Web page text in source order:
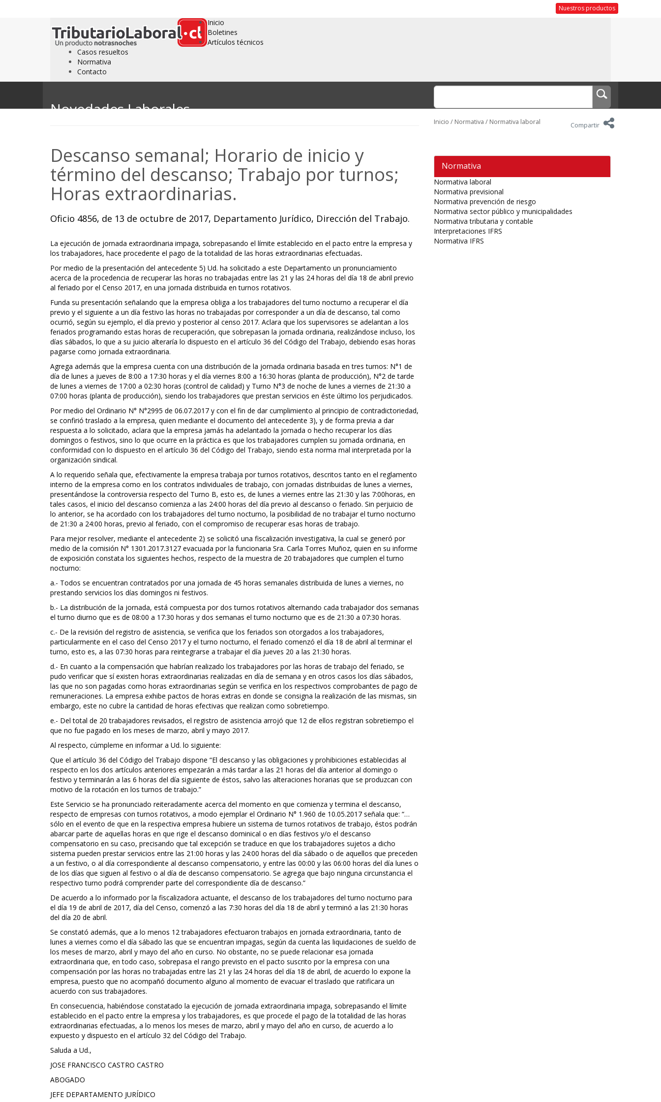
Nuestros productos
Inicio
Boletines
Artículos técnicos
Casos resueltos
Normativa
Contacto
Novedades Laborales
Inicio / Normativa / Normativa laboral Compartir
Descanso semanal; Horario de inicio y
término del descanso; Trabajo por turnos;
Horas extraordinarias.
Oficio 4856, de 13 de octubre de 2017, Departamento Jurídico, Dirección del Trabajo.
La ejecución de jornada extraordinaria impaga, sobrepasando el límite establecido en el pacto entre la empresa y
los trabajadores, hace procedente el pago de la totalidad de las horas extraordinarias efectuadas.
Por medio de la presentación del antecedente 5) Ud. ha solicitado a este Departamento un pronunciamiento
acerca de la procedencia de recuperar las horas no trabajadas entre las 21 y las 24 horas del día 18 de abril previo
al feriado por el Censo 2017, en una jornada distribuida en turnos rotativos.
Funda su presentación señalando que la empresa obliga a los trabajadores del turno nocturno a recuperar el día
previo y el siguiente a un día festivo las horas no trabajadas por corresponder a un día de descanso, tal como
ocurrió, según su ejemplo, el día previo y posterior al censo 2017. Aclara que los supervisores se adelantan a los
feriados programando estas horas de recuperación, que sobrepasan la jornada ordinaria, realizándose incluso, los
días sábados, lo que a su juicio alteraría lo dispuesto en el artículo 36 del Código del Trabajo, debiendo esas horas
pagarse como jornada extraordinaria.
Agrega además que la empresa cuenta con una distribución de la jornada ordinaria basada en tres turnos: N°1 de
día de lunes a jueves de 8:00 a 17:30 horas y el día viernes 8:00 a 16:30 horas (planta de producción), N°2 de tarde
de lunes a viernes de 17:00 a 02:30 horas (control de calidad) y Turno N°3 de noche de lunes a viernes de 21:30 a
07:00 horas (planta de producción), siendo los trabajadores que prestan servicios en éste último los perjudicados.
Por medio del Ordinario N° N°2995 de 06.07.2017 y con el fin de dar cumplimiento al principio de contradictoriedad,
se confirió traslado a la empresa, quien mediante el documento del antecedente 3), y de forma previa a dar
respuesta a lo solicitado, aclara que la empresa jamás ha adelantado la jornada o hecho recuperar los días
domingos o festivos, sino lo que ocurre en la práctica es que los trabajadores cumplen su jornada ordinaria, en
conformidad con lo dispuesto en el artículo 36 del Código del Trabajo, siendo esta norma mal interpretada por la
organización sindical.
A lo requerido señala que, efectivamente la empresa trabaja por turnos rotativos, descritos tanto en el reglamento
interno de la empresa como en los contratos individuales de trabajo, con jornadas distribuidas de lunes a viernes,
presentándose la controversia respecto del Turno B, esto es, de lunes a viernes entre las 21:30 y las 7:00horas, en
tales casos, el inicio del descanso comienza a las 24:00 horas del día previo al descanso o feriado. Sin perjuicio de
lo anterior, se ha acordado con los trabajadores del turno nocturno, la posibilidad de no trabajar el turno nocturno
de 21:30 a 24:00 horas, previo al feriado, con el compromiso de recuperar esas horas de trabajo.
Para mejor resolver, mediante el antecedente 2) se solicitó una fiscalización investigativa, la cual se generó por
medio de la comisión N° 1301.2017.3127 evacuada por la funcionaria Sra. Carla Torres Muñoz, quien en su informe
de exposición constata los siguientes hechos, respecto de la muestra de 20 trabajadores que cumplen el turno
nocturno:
a.- Todos se encuentran contratados por una jornada de 45 horas semanales distribuida de lunes a viernes, no
prestando servicios los días domingos ni festivos.
b.- La distribución de la jornada, está compuesta por dos turnos rotativos alternando cada trabajador dos semanas
el turno diurno que es de 08:00 a 17:30 horas y dos semanas el turno nocturno que es de 21:30 a 07:30 horas.
c.- De la revisión del registro de asistencia, se verifica que los feriados son otorgados a los trabajadores,
particularmente en el caso del Censo 2017 y el turno nocturno, el feriado comenzó el día 18 de abril al terminar el
turno, esto es, a las 07:30 horas para reintegrarse a trabajar el día jueves 20 a las 21:30 horas.
d.- En cuanto a la compensación que habrían realizado los trabajadores por las horas de trabajo del feriado, se
pudo verificar que sí existen horas extraordinarias realizadas en día de semana y en otros casos los días sábados,
las que no son pagadas como horas extraordinarias según se verifica en los respectivos comprobantes de pago de
remuneraciones. La empresa exhibe pactos de horas extras en donde se consigna la realización de las mismas, sin
embargo, este no cubre la cantidad de horas efectivas que realizan como sobretiempo.
e.- Del total de 20 trabajadores revisados, el registro de asistencia arrojó que 12 de ellos registran sobretiempo el
que no fue pagado en los meses de marzo, abril y mayo 2017.
Al respecto, cúmpleme en informar a Ud. lo siguiente:
Que el artículo 36 del Código del Trabajo dispone “El descanso y las obligaciones y prohibiciones establecidas al
respecto en los dos artículos anteriores empezarán a más tardar a las 21 horas del día anterior al domingo o
festivo y terminarán a las 6 horas del día siguiente de éstos, salvo las alteraciones horarias que se produzcan con
motivo de la rotación en los turnos de trabajo.”
Este Servicio se ha pronunciado reiteradamente acerca del momento en que comienza y termina el descanso,
respecto de empresas con turnos rotativos, a modo ejemplar el Ordinario N° 1.960 de 10.05.2017 señala que: “…
sólo en el evento de que en la respectiva empresa hubiere un sistema de turnos rotativos de trabajo, éstos podrán
abarcar parte de aquellas horas en que rige el descanso dominical o en días festivos y/o el descanso
compensatorio en su caso, precisando que tal excepción se traduce en que los trabajadores sujetos a dicho
sistema pueden prestar servicios entre las 21:00 horas y las 24:00 horas del día sábado o de aquellos que preceden
a un festivo, o al día correspondiente al descanso compensatorio, y entre las 00:00 y las 06:00 horas del día lunes o
de los días que siguen al festivo o al día de descanso compensatorio. Se agrega que bajo ninguna circunstancia el
respectivo turno podrá comprender parte del correspondiente día de descanso.”
De acuerdo a lo informado por la fiscalizadora actuante, el descanso de los trabajadores del turno nocturno para
el día 19 de abril de 2017, día del Censo, comenzó a las 7:30 horas del día 18 de abril y terminó a las 21:30 horas
del día 20 de abril.
Se constató además, que a lo menos 12 trabajadores efectuaron trabajos en jornada extraordinaria, tanto de
lunes a viernes como el día sábado las que se encuentran impagas, según da cuenta las liquidaciones de sueldo de
los meses de marzo, abril y mayo del año en curso. No obstante, no se puede relacionar esa jornada
extraordinaria que, en todo caso, sobrepasa el rango previsto en el pacto suscrito por la empresa con una
compensación por las horas no trabajadas entre las 21 y las 24 horas del día 18 de abril, de acuerdo lo expone la
empresa, puesto que no acompañó documento alguno al momento de evacuar el traslado que ratificara un
acuerdo con sus trabajadores.
En consecuencia, habiéndose constatado la ejecución de jornada extraordinaria impaga, sobrepasando el límite
establecido en el pacto entre la empresa y los trabajadores, es que procede el pago de la totalidad de las horas
extraordinarias efectuadas, a lo menos los meses de marzo, abril y mayo del año en curso, de acuerdo a lo
expuesto y dispuesto en el artículo 32 del Código del Trabajo.
Saluda a Ud.,
JOSE FRANCISCO CASTRO CASTRO
ABOGADO
JEFE DEPARTAMENTO JURÍDICO
Normativa
Normativa laboral
Normativa previsional
Normativa prevención de riesgo
Normativa sector público y municipalidades
Normativa tributaria y contable
Interpretaciones IFRS
Normativa IFRS